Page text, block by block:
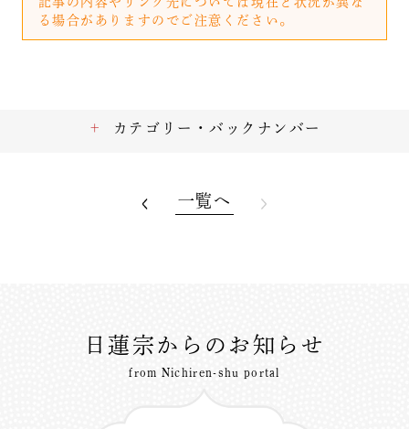
る場合がありますのでご注意ください。
カテゴリー・バックナンバー
一覧へ
日蓮宗からのお知らせ
from Nichiren-shu portal